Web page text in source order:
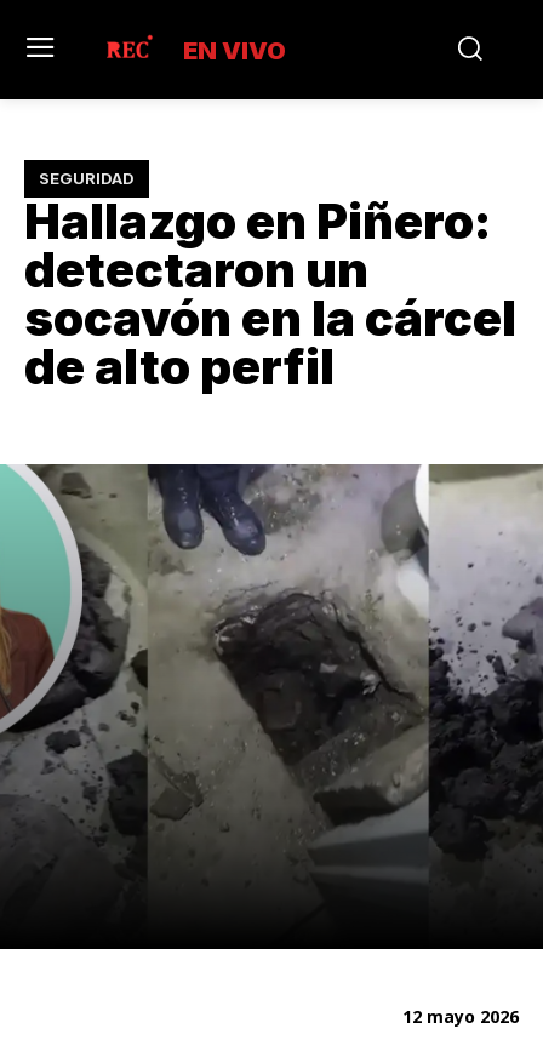
EN VIVO
SEGURIDAD
Hallazgo en Piñero:
detectaron un
socavón en la cárcel
de alto perfil
12 mayo 2026